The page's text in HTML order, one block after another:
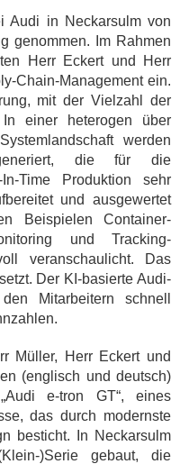
Audi in Neckarsulm von
genommen. Im Rahmen
Herr Eckert und Herr
Chain-Management ein.
mit der Vielzahl der
einer heterogen über
werden
die für die
Time Produktion sehr
und ausgewertet
Beispielen Container-
und Tracking-
veranschaulicht. Das
Der KI-basierte Audi-
Mitarbeitern schnell
Müller, Herr Eckert und
(englisch und deutsch)
e-tron GT“, eines
das durch modernste
besticht. In Neckarsulm
)Serie gebaut, die